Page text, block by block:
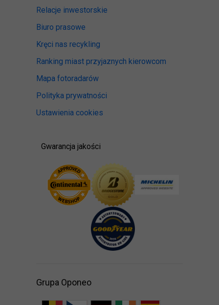
Relacje inwestorskie
Biuro prasowe
Kręci nas recykling
Ranking miast przyjaznych kierowcom
Mapa fotoradarów
Polityka prywatności
Ustawienia cookies
Gwarancja jakości
Grupa Oponeo